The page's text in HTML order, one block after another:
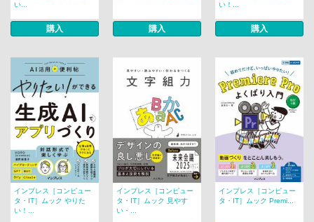
い...
購入 購入
い！...
購入
インプレス［コンピュー
タ・IT］ムック やりた
い！...
インプレス［コンピュー
タ・IT］ムック 見やす
い・...
インプレス［コンピュー
タ・IT］ムック Premi...